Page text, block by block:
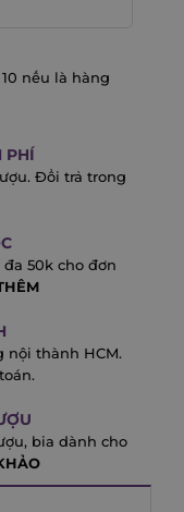
nếu là hàng
PHÍ
Đổi trả trong
50k cho đơn
nội thành HCM.
bia dành cho